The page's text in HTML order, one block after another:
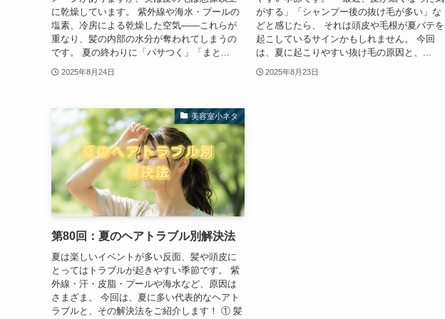
に乾燥しています。 紫外線や海水・プールの
塩素、冷房による乾燥した空気——これらが
重なり、髪の内部の水分が奪われてしまうの
です。 夏の終わりに「パサつく」「まと...
2025年8月24日
がする」「シャンプー後の抜け毛が多い」な
どと感じたら、 それは頭皮や毛根が夏バテを
起こしているサインかもしれません。 今回
は、夏に起こりやすい抜け毛の原因と、...
2025年8月23日
美容室小ネタ
第80回：夏のヘアトラブル別解決法
夏は楽しいイベントが多い反面、髪や頭皮に
とってはトラブルが起きやすい季節です。 紫
外線・汗・皮脂・プールや海水など、原因は
さまざま。 今回は、夏に多い代表的なヘアト
ラブルと、その解決法をご紹介します！ ① 髪